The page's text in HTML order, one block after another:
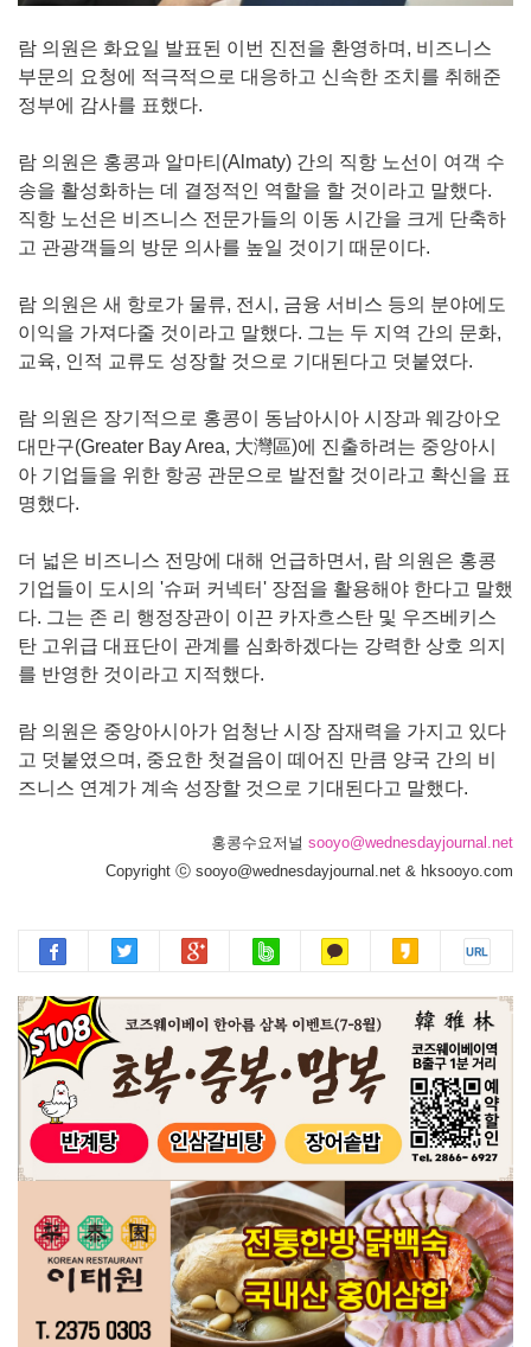
람 의원은 화요일 발표된 이번 진전을 환영하며, 비즈니스
부문의 요청에 적극적으로 대응하고 신속한 조치를 취해준
정부에 감사를 표했다.
람 의원은 홍콩과 알마티(Almaty) 간의 직항 노선이 여객 수
송을 활성화하는 데 결정적인 역할을 할 것이라고 말했다.
직항 노선은 비즈니스 전문가들의 이동 시간을 크게 단축하
고 관광객들의 방문 의사를 높일 것이기 때문이다.
람 의원은 새 항로가 물류, 전시, 금융 서비스 등의 분야에도
이익을 가져다줄 것이라고 말했다. 그는 두 지역 간의 문화,
교육, 인적 교류도 성장할 것으로 기대된다고 덧붙였다.
람 의원은 장기적으로 홍콩이 동남아시아 시장과 웨강아오
대만구(Greater Bay Area, 大灣區)에 진출하려는 중앙아시
아 기업들을 위한 항공 관문으로 발전할 것이라고 확신을 표
명했다.
더 넓은 비즈니스 전망에 대해 언급하면서, 람 의원은 홍콩
기업들이 도시의 '슈퍼 커넥터' 장점을 활용해야 한다고 말했
다. 그는 존 리 행정장관이 이끈 카자흐스탄 및 우즈베키스
탄 고위급 대표단이 관계를 심화하겠다는 강력한 상호 의지
를 반영한 것이라고 지적했다.
람 의원은 중앙아시아가 엄청난 시장 잠재력을 가지고 있다
고 덧붙였으며, 중요한 첫걸음이 떼어진 만큼 양국 간의 비
즈니스 연계가 계속 성장할 것으로 기대된다고 말했다.
홍콩수요저널 sooyo@wednesdayjournal.net
Copyright ⓒ sooyo@wednesdayjournal.net & hksooyo.com